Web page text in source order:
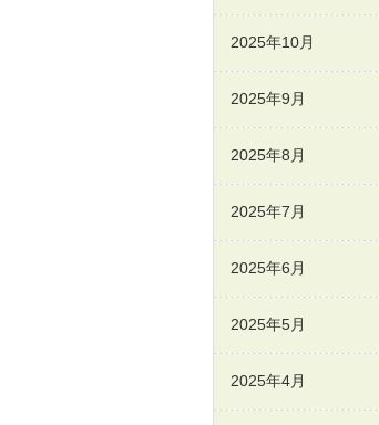
2025年10月
2025年9月
2025年8月
2025年7月
2025年6月
2025年5月
2025年4月